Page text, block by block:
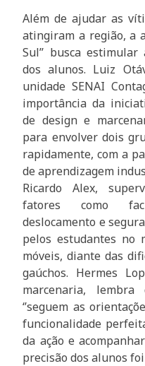
Além de ajudar as
atingiram a região, a
Sul’’ busca
dos alunos. Luiz
unidade SENAI
importância da
de design e
para envolver dois
rapidamente, com a
de aprendizagem
Ricardo Alex,
fatores como
deslocamento e
pelos estudantes no
móveis, diante das
gaúchos. Hermes
marcenaria,
‘’seguem as
funcionalidade
da ação e
precisão dos alunos